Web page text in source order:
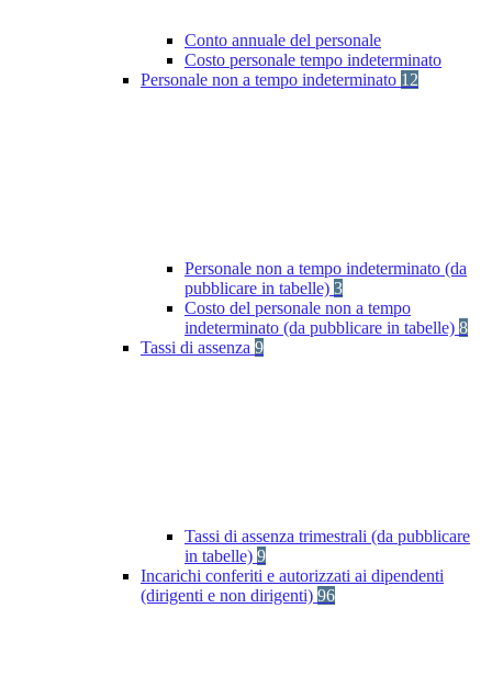
Conto annuale del personale
Costo personale tempo indeterminato
Personale non a tempo indeterminato 12
Personale non a tempo indeterminato (da
pubblicare in tabelle) 3
Costo del personale non a tempo
indeterminato (da pubblicare in tabelle) 8
Tassi di assenza 9
Tassi di assenza trimestrali (da pubblicare
in tabelle) 9
Incarichi conferiti e autorizzati ai dipendenti
(dirigenti e non dirigenti) 96